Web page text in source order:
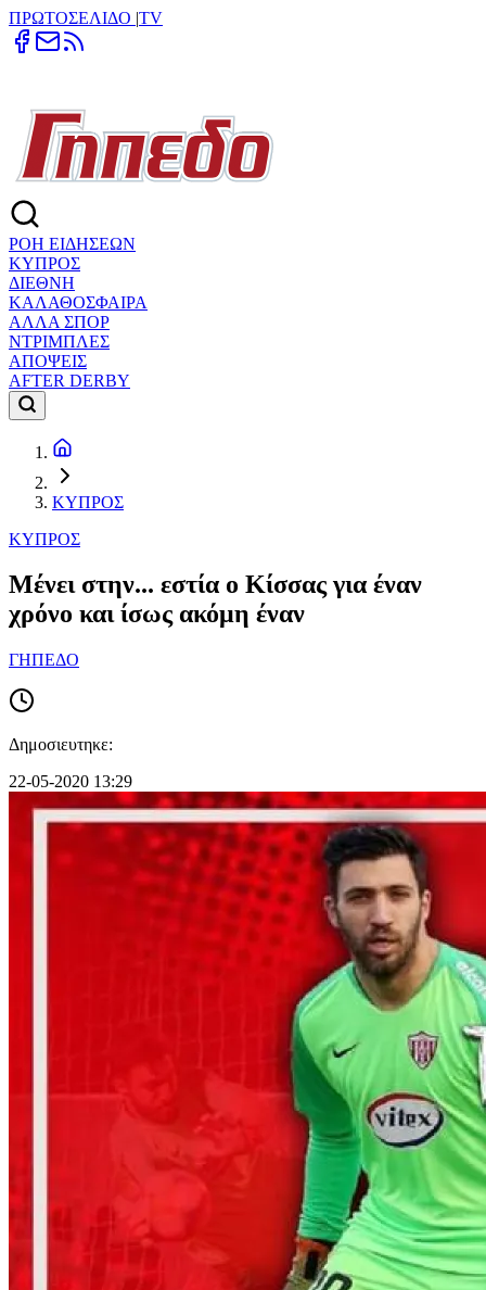
ΠΡΩΤΟΣΕΛΙΔΟ |TV
ΡΟΗ ΕΙΔΗΣΕΩΝ
ΚΥΠΡΟΣ
ΔΙΕΘΝΗ
ΚΑΛΑΘΟΣΦΑΙΡΑ
ΑΛΛΑ ΣΠΟΡ
ΝΤΡΙΜΠΛΕΣ
ΑΠΟΨΕΙΣ
AFTER DERBY
ΚΥΠΡΟΣ
ΚΥΠΡΟΣ
Μένει στην... εστία ο Κίσσας για έναν
χρόνο και ίσως ακόμη έναν
ΓΗΠΕΔΟ
Δημοσιευτηκε:
22-05-2020 13:29